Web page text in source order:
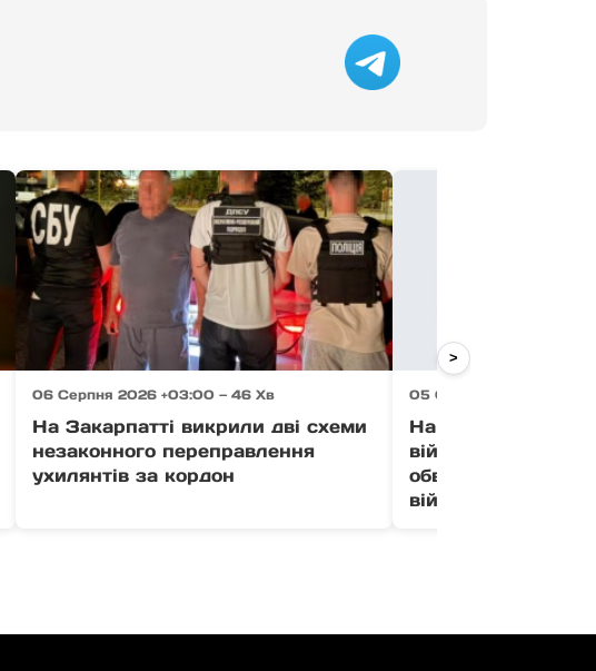
06 Серпня 2026 +03:00 — 46 Хв
На Закарпатті викрили дві схеми
незаконного переправлення
ухилянтів за кордон
05 Серпня 2026 +03:00
На Закарпатті
військового ТЦК,
обвинувачують у
>